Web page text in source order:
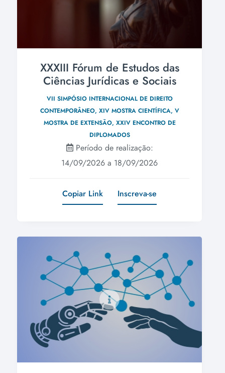
XXXIII Fórum de Estudos das
Ciências Jurídicas e Sociais
VII SIMPÓSIO INTERNACIONAL DE DIREITO
CONTEMPORÂNEO, XIV MOSTRA CIENTÍFICA, V
MOSTRA DE EXTENSÃO, XXIV ENCONTRO DE
DIPLOMADOS
Período de realização:
14/09/2026 a 18/09/2026
Copiar Link Inscreva-se